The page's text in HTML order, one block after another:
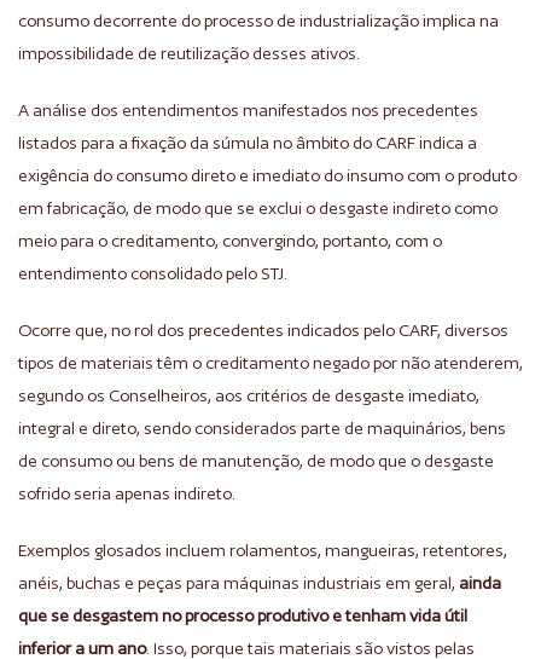
consumo decorrente do processo de industrialização implica na
impossibilidade de reutilização desses ativos.
A análise dos entendimentos manifestados nos precedentes
listados para a fixação da súmula no âmbito do CARF indica a
exigência do consumo direto e imediato do insumo com o produto
em fabricação, de modo que se exclui o desgaste indireto como
meio para o creditamento, convergindo, portanto, com o
entendimento consolidado pelo STJ.
Ocorre que, no rol dos precedentes indicados pelo CARF, diversos
tipos de materiais têm o creditamento negado por não atenderem,
segundo os Conselheiros, aos critérios de desgaste imediato,
integral e direto, sendo considerados parte de maquinários, bens
de consumo ou bens de manutenção, de modo que o desgaste
sofrido seria apenas indireto.
Exemplos glosados incluem rolamentos, mangueiras, retentores,
anéis, buchas e peças para máquinas industriais em geral, ainda
que se desgastem no processo produtivo e tenham vida útil
inferior a um ano. Isso, porque tais materiais são vistos pelas